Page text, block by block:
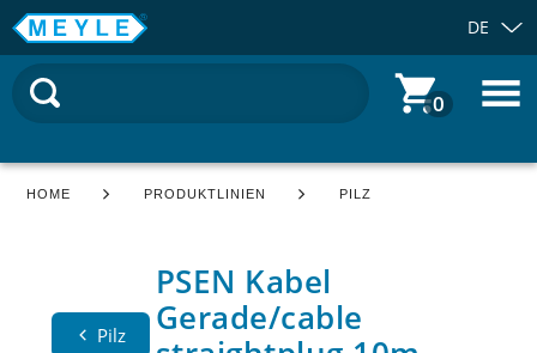
DE
0
HOME PRODUKTLINIEN PILZ
Pilz
PSEN Kabel
Gerade/cable